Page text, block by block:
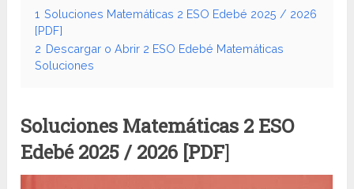
1 Soluciones Matemáticas 2 ESO Edebé 2025 / 2026
[PDF]
2 Descargar o Abrir 2 ESO Edebé Matemáticas
Soluciones
Soluciones Matemáticas 2 ESO
Edebé 2025 / 2026 [PDF]